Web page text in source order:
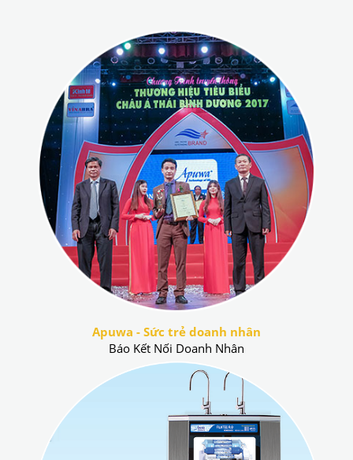
Apuwa - Sức trẻ doanh nhân
Báo Kết Nối Doanh Nhân